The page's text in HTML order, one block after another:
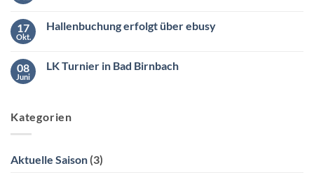
Hallenbuchung
ebusy
17
Okt.
Hallenbuchung erfolgt über ebusy
Hallenbuchung
08
Juni
LK Turnier in Bad Birnbach
Turnier
Kategorien
Aktuelle Saison (3)